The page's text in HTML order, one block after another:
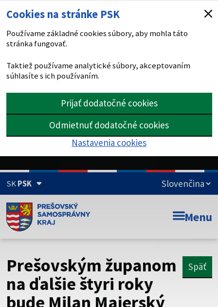
Cookies na stránke PSK
Používame základné cookies súbory, aby mohla táto
stránka fungovať.
Taktiež používame analytické súbory, akceptovaním
súhlasíte s ich používaním.
Prijať dodatočné cookies
Odmietnuť dodatočné cookies
Nastavenia cookies
SKPSK
Doména psk.sk je oficiálna
Toto je oficiálna webová stránka Prešovského
Táto stránka je zabezpečená
Buďte pozorní a vždy sa uistite, že zdieľate informácie iba
Menu
Prešovským županom
na ďalšie štyri roky
bude Milan Majerský
Späť